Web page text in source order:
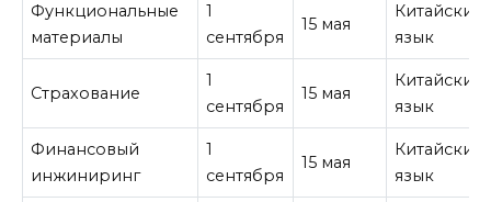
Функциональные
материалы
1
сентября
15 мая
Китайский
язык
Страхование
1
сентября
15 мая
Китайский
язык
Финансовый
инжиниринг
1
сентября
15 мая
Китайский
язык